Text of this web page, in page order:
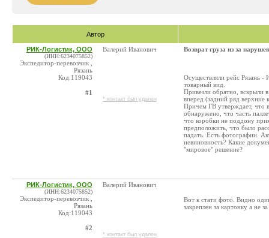
Автор
РИК-Логистик, ООО
(ИНН:6234075852)
Экспедитор-перевозчик ,
Рязань
Код:119043
#1
Валерий Иванович
* контакт был удален
Возврат груза из за
Осуществляли рейс Рязань -
товарный вид.
Привезли обратно, вскрыли
вперед (задний ряд
Причем ГВ утверждает, что
обнаружено, что часть
что коробки не поддону
предположить, что было
падать. Есть фотографии.
невиновность? Какие
"мировое" решение?
РИК-Логистик, ООО
(ИНН:6234075852)
Экспедитор-перевозчик ,
Рязань
Код:119043
#2
Валерий Иванович
* контакт был удален
Вот к стати фото. Видно
закреплен за картонку а не